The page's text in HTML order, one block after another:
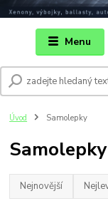
Menu
Úvod Samolepky
Samolepky
Nejnovější